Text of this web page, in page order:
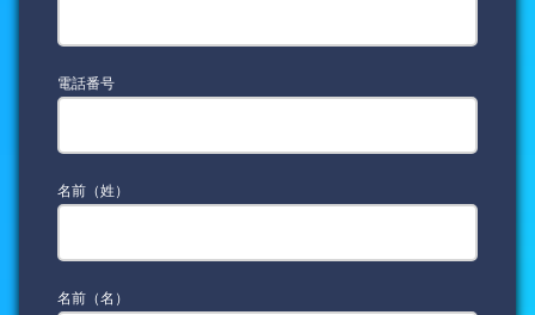
電話番号
名前（姓）
名前（名）